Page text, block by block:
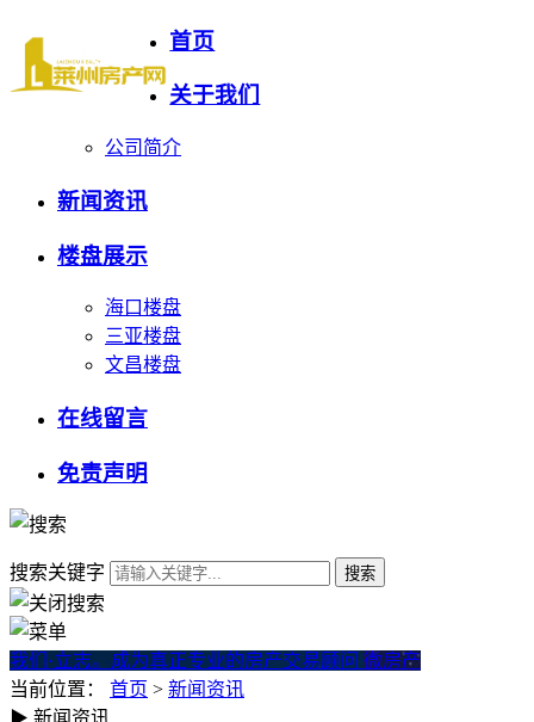
首页
关于我们
公司简介
新闻资讯
楼盘展示
海口楼盘
三亚楼盘
文昌楼盘
在线留言
免责声明
搜索关键字
我们·立志。成为真正专业的房产交易顾问 微房产
当前位置： 首页 > 新闻资讯